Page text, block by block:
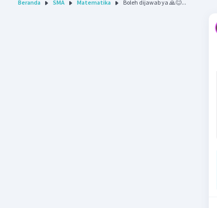
Beranda SMA Matematika Boleh dijawab ya 🙏😌...